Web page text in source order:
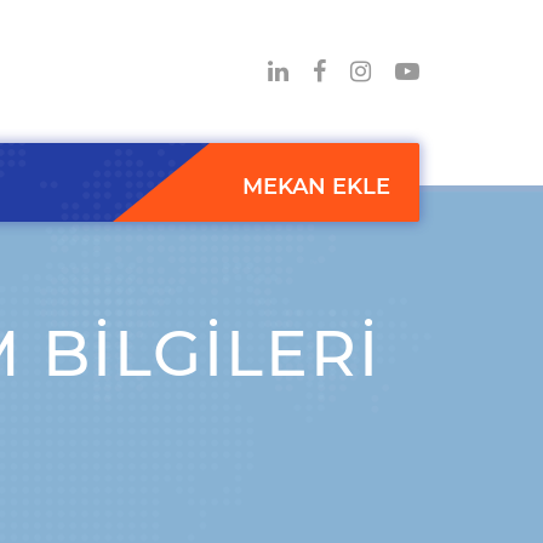
MEKAN EKLE
BILGILERI